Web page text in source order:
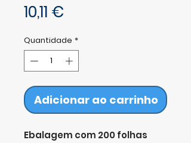
10,11 €
Quantidade *
Adicionar ao carrinho
Ebalagem com 200 folhas